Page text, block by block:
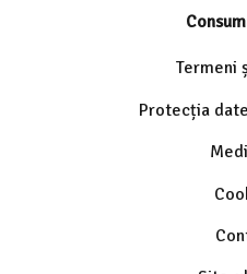
Termeni
Protecția